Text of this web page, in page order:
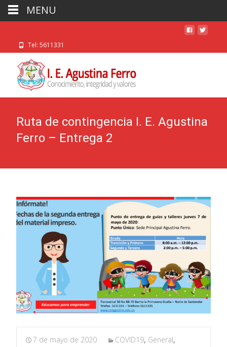
Tel: 5611331
Ruta de contingencia I. E. Agustina
Ferro – Entrega 2
7 de mayo de 2020 COVID19, General,
MENU